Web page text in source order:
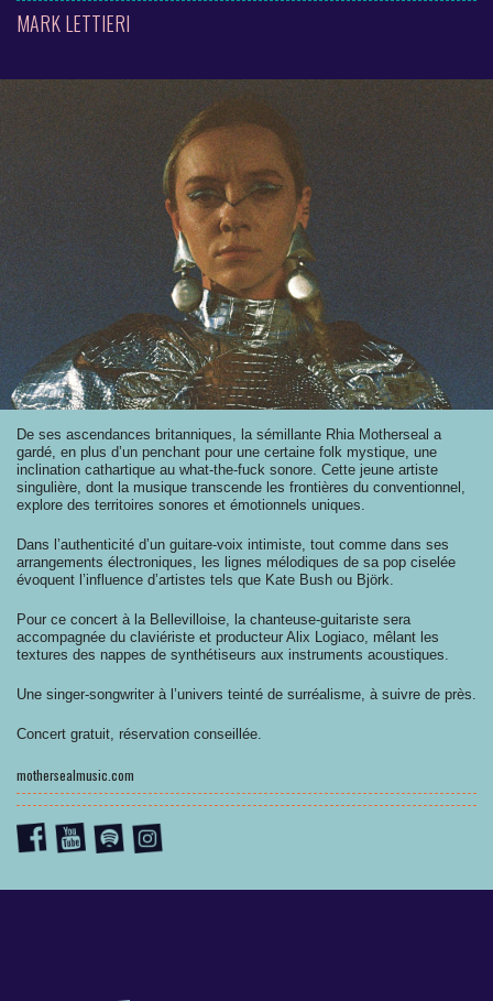
MARK LETTIERI
De ses ascendances britanniques, la sémillante Rhia Motherseal a
gardé, en plus d’un penchant pour une certaine folk mystique, une
inclination cathartique au what-the-fuck sonore. Cette jeune artiste
singulière, dont la musique transcende les frontières du conventionnel,
explore des territoires sonores et émotionnels uniques.
Dans l’authenticité d’un guitare-voix intimiste, tout comme dans ses
arrangements électroniques, les lignes mélodiques de sa pop ciselée
évoquent l’influence d’artistes tels que Kate Bush ou Björk.
Pour ce concert à la Bellevilloise, la chanteuse-guitariste sera
accompagnée du claviériste et producteur Alix Logiaco, mêlant les
textures des nappes de synthétiseurs aux instruments acoustiques.
Une singer-songwriter à l’univers teinté de surréalisme, à suivre de près.
Concert gratuit, réservation conseillée.
mothersealmusic.com